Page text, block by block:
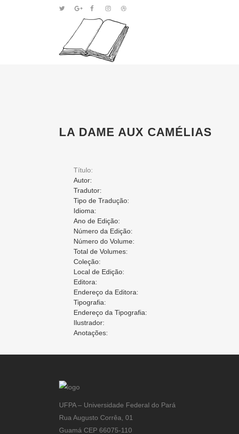
LA DAME AUX CAMÉLIAS
Título:
Autor:
Tradutor:
Tipo de Tradução:
Idioma:
Ano de Edição:
Número da Edição:
Número do Volume:
Total de Volumes:
Coleção:
Local de Edição:
Editora:
Endereço da Editora:
Tipografia:
Endereço da Tipografia:
Ilustrador:
Anotações:
UFPA – Universidade Federal do Pará
Rua Augusto Corrêa, 01
Guamá CEP 66075-110